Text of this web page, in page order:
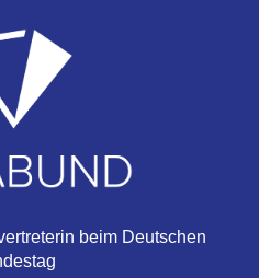
beim Deutschen